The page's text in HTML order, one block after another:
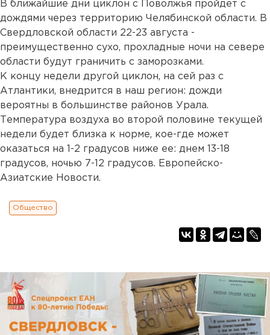
В ближайшие дни циклон с Поволжья пройдет с
дождями через территорию Челябинской области. В
Свердловской области 22-23 августа -
преимущественно сухо, прохладные ночи на севере
области будут граничить с заморозками.
К концу недели другой циклон, на сей раз с
Атлантики, внедрится в наш регион: дожди
вероятны в большинстве районов Урала.
Температура воздуха во второй половине текущей
недели будет близка к норме, кое-где может
оказаться на 1-2 градусов ниже ее: днем 13-18
градусов, ночью 7-12 градусов. Европейско-
Азиатские Новости.
Общество